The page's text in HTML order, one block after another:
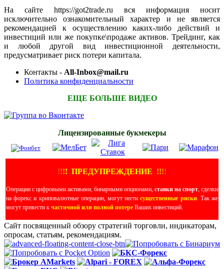
На сайте https://got2trade.ru вся информация носит
исключительно ознакомительный характер и не является
рекомендацией к осуществлению каких-либо действий и
инвестиций или же покупке\продаже активов. Трейдинг, как
и любой другой вид инвестиционной деятельности,
предусматривает риск потери капитала.
Контакты - All-Inbox@mail.ru
Политика конфиденциальности
ЕЩЕ БОЛЬШЕ ВИДЕО
Лицензированные букмекеры
!!!! ПРЕДУПРЕЖДЕНИЕ !!!!
Операции с цифровыми активами, бинарными опционами, ставки на спорт, сделки
на форекс и криповалютные операции, могут нестисущественные риски. Так же
могут привести к частичной или полной потере Ваших инвестиций.
Сайт посвященный обзору стратегий торговли, индикаторам,
опросам, статьям, рекомендациям.